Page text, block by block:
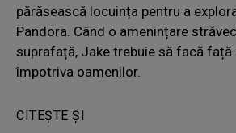
părăsească locuința pentru a
Pandora. Când o amenințare
suprafață, Jake trebuie să facă față
împotriva oamenilor.
CITEȘTE ȘI